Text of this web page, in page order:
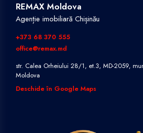
REMAX Moldova
Agenție imobiliară Chișinău
+373 68 370 555
office@remax.md
str. Calea Orheiului 28/1, et.3, MD-2059,
Moldova
Deschide în Google Maps